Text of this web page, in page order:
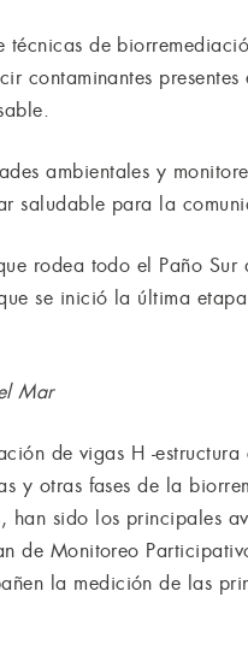
de
contaminantes
ambientales y
saludable para la
rodea todo el Paño
se inició la última
Mar
de vigas H -
y otras fases de la
han sido los principales
de Monitoreo
la medición de las